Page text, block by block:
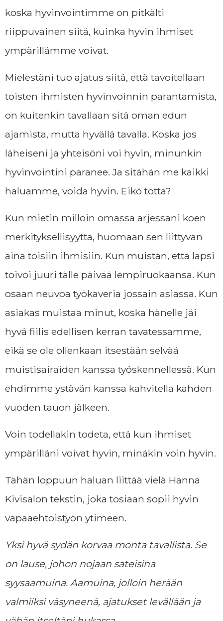
koska hyvinvointimme on pitkälti
riippuvainen siitä, kuinka hyvin ihmiset
ympärillämme voivat.
Mielestäni tuo ajatus siitä, että tavoitellaan
toisten ihmisten hyvinvoinnin parantamista,
on kuitenkin tavallaan sitä oman edun
ajamista, mutta hyvällä tavalla. Koska jos
läheiseni ja yhteisöni voi hyvin, minunkin
hyvinvointini paranee. Ja sitähän me kaikki
haluamme, voida hyvin. Eikö totta?
Kun mietin milloin omassa arjessani koen
merkityksellisyyttä, huomaan sen liittyvän
aina toisiin ihmisiin. Kun muistan, että lapsi
toivoi juuri tälle päivää lempiruokaansa. Kun
osaan neuvoa työkaveria jossain asiassa. Kun
asiakas muistaa minut, koska hänelle jäi
hyvä fiilis edellisen kerran tavatessamme,
eikä se ole ollenkaan itsestään selvää
muistisairaiden kanssa työskennellessä. Kun
ehdimme ystävän kanssa kahvitella kahden
vuoden tauon jälkeen.
Voin todellakin todeta, että kun ihmiset
ympärilläni voivat hyvin, minäkin voin hyvin.
Tähän loppuun haluan liittää vielä Hanna
Kivisalon tekstin, joka tosiaan sopii hyvin
vapaaehtoistyön ytimeen.
Yksi hyvä sydän korvaa monta tavallista. Se
on lause, johon nojaan sateisina
syysaamuina. Aamuina, jolloin herään
valmiiksi väsyneenä, ajatukset levällään ja